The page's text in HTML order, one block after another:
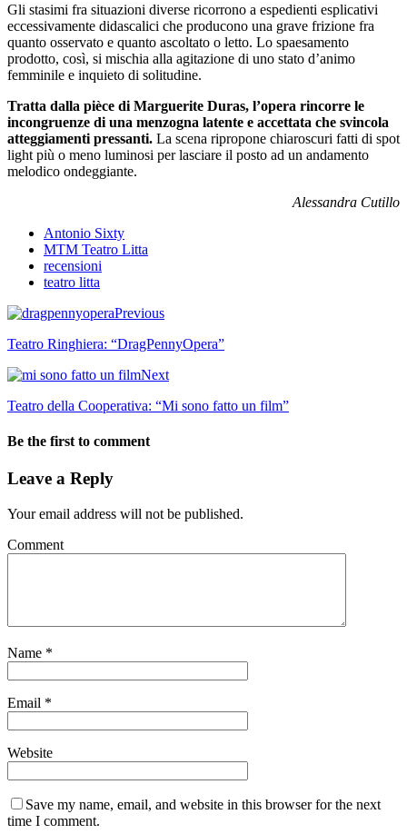
Gli stasimi fra situazioni diverse ricorrono a espedienti esplicativi
eccessivamente didascalici che producono una grave frizione fra
quanto osservato e quanto ascoltato o letto. Lo spaesamento
prodotto, così, si mischia alla agitazione di uno stato d’animo
femminile e inquieto di solitudine.
Tratta dalla pièce di Marguerite Duras, l’opera rincorre le
incongruenze di una menzogna latente e accettata che svincola
atteggiamenti pressanti. La scena ripropone chiaroscuri fatti di spot
light più o meno luminosi per lasciare il posto ad un andamento
melodico ondeggiante.
Alessandra Cutillo
Antonio Sixty
MTM Teatro Litta
recensioni
teatro litta
Previous
Teatro Ringhiera: “DragPennyOpera”
Next
Teatro della Cooperativa: “Mi sono fatto un film”
Be the first to comment
Leave a Reply
Your email address will not be published.
Comment
Name *
Email *
Website
Save my name, email, and website in this browser for the next
time I comment.